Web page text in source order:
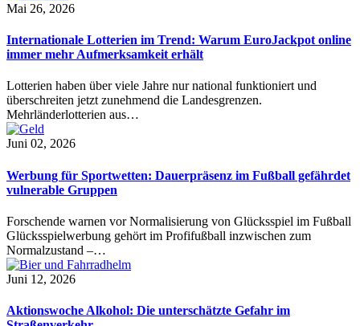
Mai 26, 2026
Internationale Lotterien im Trend: Warum EuroJackpot online
immer mehr Aufmerksamkeit erhält
Lotterien haben über viele Jahre nur national funktioniert und
überschreiten jetzt zunehmend die Landesgrenzen.
Mehrländerlotterien aus…
Juni 02, 2026
Werbung für Sportwetten: Dauerpräsenz im Fußball gefährdet
vulnerable Gruppen
Forschende warnen vor Normalisierung von Glücksspiel im Fußball
Glücksspielwerbung gehört im Profifußball inzwischen zum
Normalzustand –…
Juni 12, 2026
Aktionswoche Alkohol: Die unterschätzte Gefahr im